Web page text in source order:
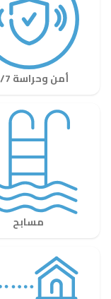
أمن وحراسة 24/7
مسابح